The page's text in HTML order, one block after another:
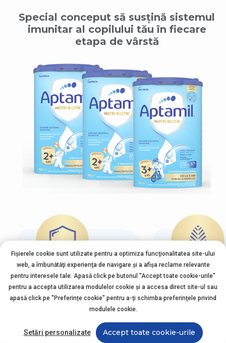
Special conceput să susțină sistemul
imunitar al copilului tău în fiecare
etapa de vârstă
Imuno-Nutrienți
Vitaminele C&D, în cantitățile
adecvate vârstei, contribuie la
funcționarea normală a
adăugat
Fișierele cookie sunt utilizate pentru a optimiza funcţionalitatea site-ului
web, a îmbunătăţi experienţa de navigare şi a afişa reclame relevante
pentru interesele tale. Apasă click pe butonul "Accept toate cookie-urile"
pentru a accepta utilizarea modulelor cookie şi a accesa direct site-ul sau
apasă click pe "Preferințe cookie" pentru a-ţi schimba preferinţele privind
modulele cookie.
Setări personalizate Accept toate cookie-urile